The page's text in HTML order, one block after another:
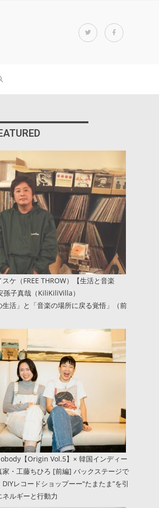
スケ（FREE THROW）【生活と音楽
孫子真哉（KiliKiliVilla）
生活」と「音楽の場所に戻る覚悟」（前
【Origin Vol.5】× 韓国インディー
家・工藤ちひろ [前編] バックステージで
レコードショップーー“たまたま”を引
ネルギーと行動力